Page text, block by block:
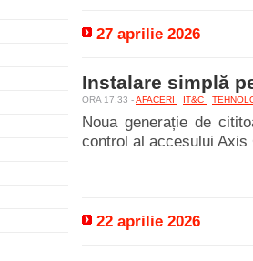
27 aprilie 2026
Instalare simplă
ORA 17.33 -AFACERI IT&C
Noua generație de
control al accesului Axis
22 aprilie 2026